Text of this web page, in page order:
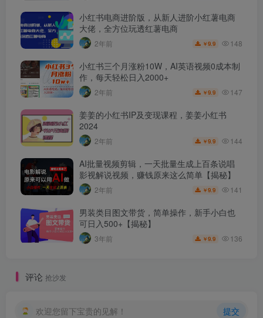
小红书电商进阶版，从新人进阶小红薯电商
大佬，全方位玩透红薯电商
2年前 ￥9.9 148
小红书三个月涨粉10W，AI英语视频0成本制
作，每天轻松日入2000+
2年前 ￥9.9 147
姜姜的小红书IP及变现课程，姜姜小红书
2024
2年前 ￥9.9 144
AI批量视频剪辑，一天批量生成上百条说唱
影视解说视频，赚钱原来这么简单【揭秘】
2年前 ￥9.9 141
男装类目图文带货，简单操作，新手小白也
可日入500+【揭秘】
3年前 ￥9.9 136
评论 抢沙发
欢迎您留下宝贵的见解！ 提交